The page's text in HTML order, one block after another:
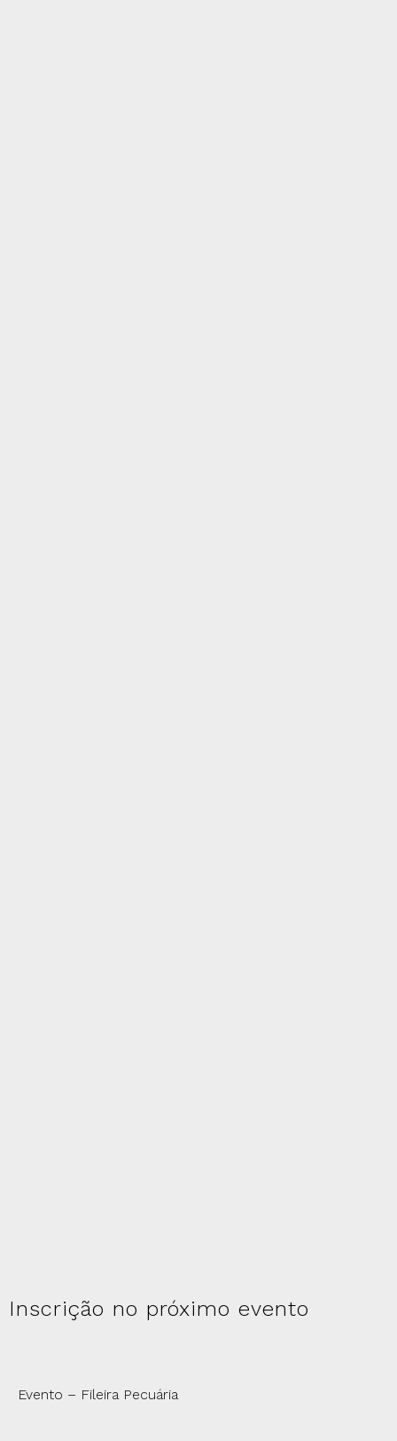
Inscrição no próximo evento
Evento – Fileira Pecuária